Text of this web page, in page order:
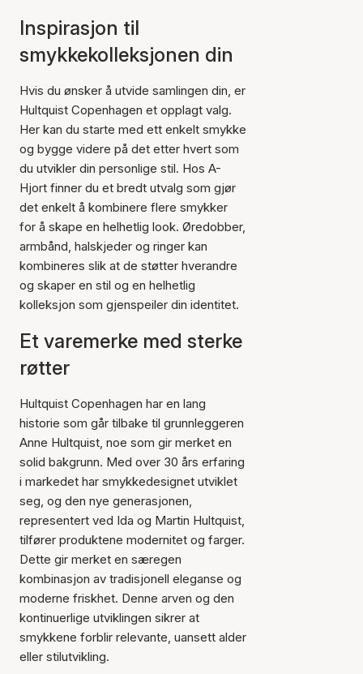
Inspirasjon til
smykkekolleksjonen din
Hvis du ønsker å utvide samlingen din, er
Hultquist Copenhagen et opplagt valg.
Her kan du starte med ett enkelt smykke
og bygge videre på det etter hvert som
du utvikler din personlige stil. Hos A-
Hjort finner du et bredt utvalg som gjør
det enkelt å kombinere flere smykker
for å skape en helhetlig look. Øredobber,
armbånd, halskjeder og ringer kan
kombineres slik at de støtter hverandre
og skaper en stil og en helhetlig
kolleksjon som gjenspeiler din identitet.
Et varemerke med sterke
røtter
Hultquist Copenhagen har en lang
historie som går tilbake til grunnleggeren
Anne Hultquist, noe som gir merket en
solid bakgrunn. Med over 30 års erfaring
i markedet har smykkedesignet utviklet
seg, og den nye generasjonen,
representert ved Ida og Martin Hultquist,
tilfører produktene modernitet og farger.
Dette gir merket en særegen
kombinasjon av tradisjonell eleganse og
moderne friskhet. Denne arven og den
kontinuerlige utviklingen sikrer at
smykkene forblir relevante, uansett alder
eller stilutvikling.